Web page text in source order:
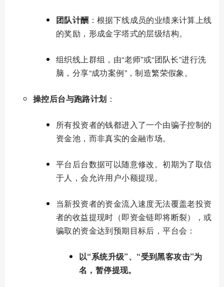
团队计酬 ：根据下线成员的业绩来计算上线
的奖励，形成金字塔式的层级结构。
组织线上群组，由“老师”或“团队长”进行洗
脑，分享“成功案例”，制造繁荣假象。
操控后台与跑路计划 ：
所有投资者的钱都进入了一个由骗子控制的
资金池，而非真实的金融市场。
平台后台数据可以随意修改。初期为了取信
于人，会允许用户小额提现。
当新投资者的资金流入速度无法覆盖老投资
者的收益提现时（即资金链即将断裂），或
骗取的资金达到预期目标后，平台会：
以“系统升级”、“受到黑客攻击”为
名，暂停提现。